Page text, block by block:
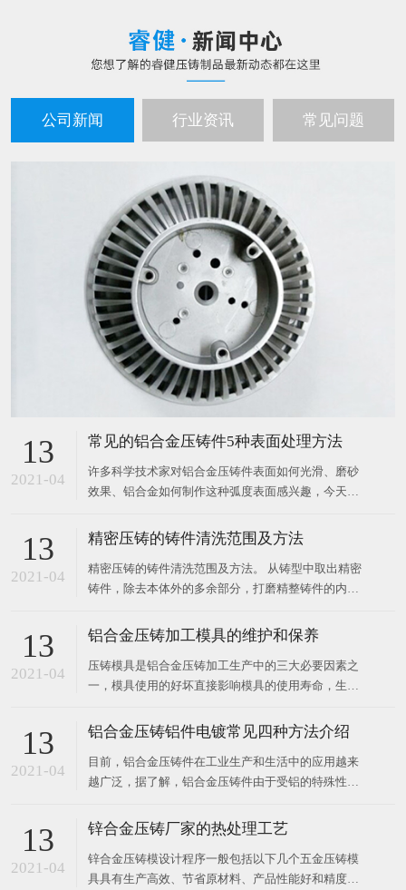
公司新闻 行业资讯 常见问题
13
2021-04
常见的铝合金压铸件5种表面处理方法
许多科学技术家对铝合金压铸件表面如何光滑、磨砂
效果、铝合金如何制作这种弧度表面感兴趣，今天由
法1:铝磷化。 采用SEM、XRD、电位一时曲线、膜重
Ni2+、Zn2+、P
13
2021-04
精密压铸的铸件清洗范围及方法
精密压铸的铸件清洗范围及方法。 从铸型中取出精密
铸件，除去本体外的多余部分，打磨精整铸件的内外
清洗是用机械设备清洗铸件。使用的设备简单，生产
具有可以除芯
13
2021-04
铝合金压铸加工模具的维护和保养
压铸模具是铝合金压铸加工生产中的三大必要因素之
一，模具使用的好坏直接影响模具的使用寿命，生产
来说，模具的良好维护是正常生产顺利进行的有力保
生产成本，提高了生产效率。根据实际生产中遇到的
13
2021-04
铝合金压铸铝件电镀常见四种方法介绍
目前，铝合金压铸件在工业生产和生活中的应用越来
越广泛，据了解，铝合金压铸件由于受铝的特殊性能
根据不同的铝材和制件的情况进行调整，因此，不能
重要工序，即除油、酸蚀、化学镀或替换镀和预镀。
而化学
13
2021-04
锌合金压铸厂家的热处理工艺
锌合金压铸模设计程序一般包括以下几个五金压铸模
具具有生产高效、节省原材料、产品性能好和精度高